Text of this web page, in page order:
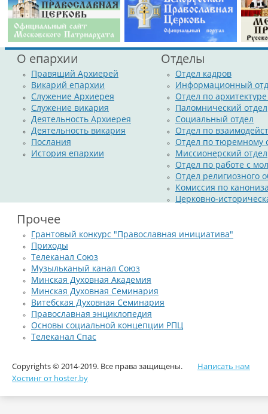
О епархии
Правящий Архиерей
Викарий епархии
Служение Архиерея
Служение викария
Деятельность Архиерея
Деятельность викария
Послания
История епархии
Отделы
Отдел кадров
Информационный
Отдел по
Паломнический отдел
Социальный отдел
Отдел по
Отдел по тюремному
Миссионерский отдел
Отдел по работе с
Отдел религиозного
Комиссия по
Церковно-
Прочее
Грантовый конкурс "Православная инициатива"
Приходы
Телеканал Союз
Музыльканый канал Союз
Минская Духовная Академия
Минская Духовная Семинария
Витебская Духовная Семинария
Православная энциклопедия
Основы социальной концепции РПЦ
Телеканал Спас
Copyrights © 2014-2019. Все права защищены.
Хостинг от hoster.by
Написать нам